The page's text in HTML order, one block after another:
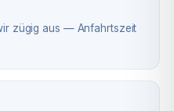
zügig aus — Anfahrtszeit